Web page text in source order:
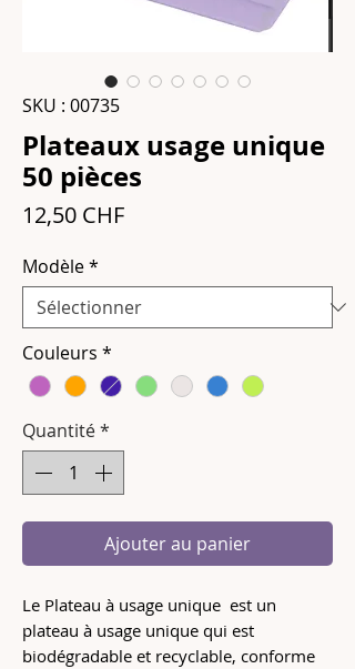
SKU : 00735
Plateaux usage unique
50 pièces
12,50 CHFPrix
Modèle*
Couleurs *
Quantité*
Ajouter au panier
Le Plateau à usage unique est un
plateau à usage unique qui est
biodégradable et recyclable, conforme